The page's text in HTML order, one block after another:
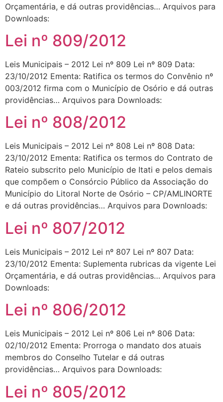
Orçamentária, e dá outras providências… Arquivos para
Downloads:
Lei nº 809/2012
Leis Municipais – 2012 Lei nº 809 Lei nº 809 Data:
23/10/2012 Ementa: Ratifica os termos do Convênio nº
003/2012 firma com o Município de Osório e dá outras
providências… Arquivos para Downloads:
Lei nº 808/2012
Leis Municipais – 2012 Lei nº 808 Lei nº 808 Data:
23/10/2012 Ementa: Ratifica os termos do Contrato de
Rateio subscrito pelo Município de Itati e pelos demais
que compõem o Consórcio Público da Associação do
Município do Litoral Norte de Osório – CP/AMLINORTE
e dá outras providências… Arquivos para Downloads:
Lei nº 807/2012
Leis Municipais – 2012 Lei nº 807 Lei nº 807 Data:
23/10/2012 Ementa: Suplementa rubricas da vigente Lei
Orçamentária, e dá outras providências… Arquivos para
Downloads:
Lei nº 806/2012
Leis Municipais – 2012 Lei nº 806 Lei nº 806 Data:
02/10/2012 Ementa: Prorroga o mandato dos atuais
membros do Conselho Tutelar e dá outras
providências… Arquivos para Downloads:
Lei nº 805/2012